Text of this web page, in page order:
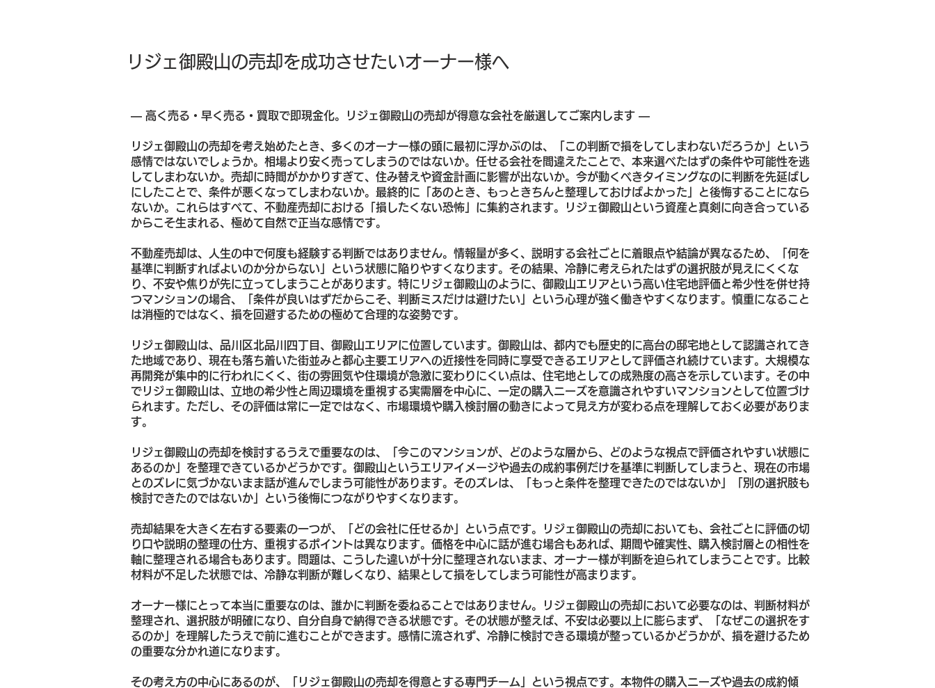
リジェ御殿山の売却を成功させたいオーナー様へ
― 高く売る・早く売る・買取で即現金化。リジェ御殿山の売却が得意な会社を厳選してご案内します ―
リジェ御殿山の売却を考え始めたとき、多くのオーナー様の頭に最初に浮かぶのは、「この判断で損をしてしまわないだろうか」という
感情ではないでしょうか。相場より安く売ってしまうのではないか。任せる会社を間違えたことで、本来選べたはずの条件や可能性を逃
してしまわないか。売却に時間がかかりすぎて、住み替えや資金計画に影響が出ないか。今が動くべきタイミングなのに判断を先延ばし
にしたことで、条件が悪くなってしまわないか。最終的に「あのとき、もっときちんと整理しておけばよかった」と後悔することになら
ないか。これらはすべて、不動産売却における「損したくない恐怖」に集約されます。リジェ御殿山という資産と真剣に向き合っている
からこそ生まれる、極めて自然で正当な感情です。
不動産売却は、人生の中で何度も経験する判断ではありません。情報量が多く、説明する会社ごとに着眼点や結論が異なるため、「何を
基準に判断すればよいのか分からない」という状態に陥りやすくなります。その結果、冷静に考えられたはずの選択肢が見えにくくな
り、不安や焦りが先に立ってしまうことがあります。特にリジェ御殿山のように、御殿山エリアという高い住宅地評価と希少性を併せ持
つマンションの場合、「条件が良いはずだからこそ、判断ミスだけは避けたい」という心理が強く働きやすくなります。慎重になること
は消極的ではなく、損を回避するための極めて合理的な姿勢です。
リジェ御殿山は、品川区北品川四丁目、御殿山エリアに位置しています。御殿山は、都内でも歴史的に高台の邸宅地として認識されてき
た地域であり、現在も落ち着いた街並みと都心主要エリアへの近接性を同時に享受できるエリアとして評価され続けています。大規模な
再開発が集中的に行われにくく、街の雰囲気や住環境が急激に変わりにくい点は、住宅地としての成熟度の高さを示しています。その中
でリジェ御殿山は、立地の希少性と周辺環境を重視する実需層を中心に、一定の購入ニーズを意識されやすいマンションとして位置づけ
られます。ただし、その評価は常に一定ではなく、市場環境や購入検討層の動きによって見え方が変わる点を理解しておく必要がありま
す。
リジェ御殿山の売却を検討するうえで重要なのは、「今このマンションが、どのような層から、どのような視点で評価されやすい状態に
あるのか」を整理できているかどうかです。御殿山というエリアイメージや過去の成約事例だけを基準に判断してしまうと、現在の市場
とのズレに気づかないまま話が進んでしまう可能性があります。そのズレは、「もっと条件を整理できたのではないか」「別の選択肢も
検討できたのではないか」という後悔につながりやすくなります。
売却結果を大きく左右する要素の一つが、「どの会社に任せるか」という点です。リジェ御殿山の売却においても、会社ごとに評価の切
り口や説明の整理の仕方、重視するポイントは異なります。価格を中心に話が進む場合もあれば、期間や確実性、購入検討層との相性を
軸に整理される場合もあります。問題は、こうした違いが十分に整理されないまま、オーナー様が判断を迫られてしまうことです。比較
材料が不足した状態では、冷静な判断が難しくなり、結果として損をしてしまう可能性が高まります。
オーナー様にとって本当に重要なのは、誰かに判断を委ねることではありません。リジェ御殿山の売却において必要なのは、判断材料が
整理され、選択肢が明確になり、自分自身で納得できる状態です。その状態が整えば、不安は必要以上に膨らまず、「なぜこの選択をす
るのか」を理解したうえで前に進むことができます。感情に流されず、冷静に検討できる環境が整っているかどうかが、損を避けるため
の重要な分かれ道になります。
その考え方の中心にあるのが、「リジェ御殿山の売却を得意とする専門チーム」という視点です。本物件の購入ニーズや過去の成約傾